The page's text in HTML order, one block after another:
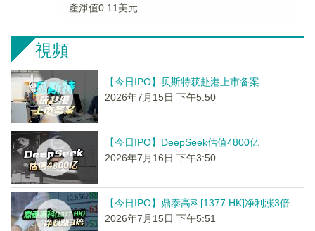
產淨值0.11美元
視頻
【今日IPO】贝斯特获赴港上市备案
2026年7月15日 下午5:50
【今日IPO】DeepSeek估值4800亿
2026年7月16日 下午3:50
【今日IPO】鼎泰高科[1377.HK]净利涨3倍
2026年7月15日 下午5:51